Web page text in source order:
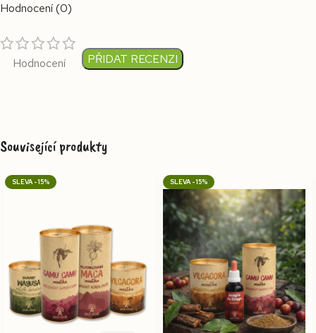
Hodnocení (0)
Hodnocení PŘIDAT RECENZI
Související produkty
-15% -15%